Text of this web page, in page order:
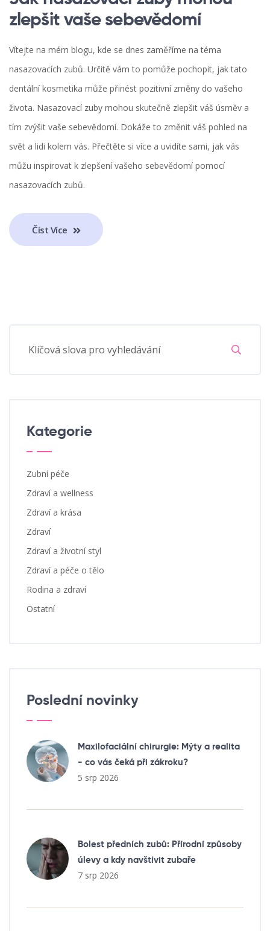
zlepšit vaše sebevědomí
Vítejte na mém blogu, kde se dnes zaměříme na téma
nasazovacích zubů. Určitě vám to pomůže pochopit, jak tato
dentální kosmetika může přinést pozitivní změny do vašeho
života. Nasazovací zuby mohou skutečně zlepšit váš úsměv a
tím zvýšit vaše sebevědomí. Dokáže to změnit váš pohled na
svět a lidi kolem vás. Přečtěte si více a uvidíte sami, jak vás
můžu inspirovat k zlepšení vašeho sebevědomí pomocí
nasazovacích zubů.
Číst Více
Kategorie
Zubní péče
Zdraví a wellness
Zdraví a krása
Zdraví
Zdraví a životní styl
Zdraví a péče o tělo
Rodina a zdraví
Ostatní
Poslední novinky
Maxilofaciální chirurgie: Mýty a realita
- co vás čeká při zákroku?
5 srp 2026
Bolest předních zubů: Přírodní způsoby
úlevy a kdy navštívit zubaře
7 srp 2026